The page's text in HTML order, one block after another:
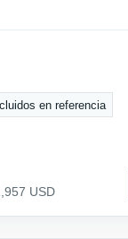
en referencia
USD